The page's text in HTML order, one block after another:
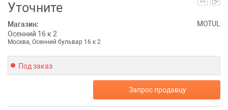
Уточните
Магазин:
Осенний 16 к 2
Москва, Осенний бульвар 16 к 2
MOTUL
Под заказ
Запрос продавцу